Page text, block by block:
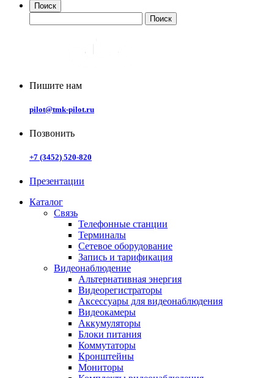
Поиск
Пишите нам
pilot@tmk-pilot.ru
Позвонить
+7 (3452) 520-820
Презентации
Каталог
Связь
Телефонные станции
Терминалы
Сетевое оборудование
Запись и тарификация
Видеонаблюдение
Альтернативная энергия
Видеорегистраторы
Аксессуары для видеонаблюдения
Видеокамеры
Аккумуляторы
Блоки питания
Коммутаторы
Кронштейны
Мониторы